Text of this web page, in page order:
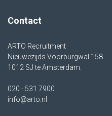
Contact
ARTO Recruitment
Nieuwezijds Voorburgwal 158
1012 SJ te Amsterdam.
020 - 531 7900
info@arto.nl